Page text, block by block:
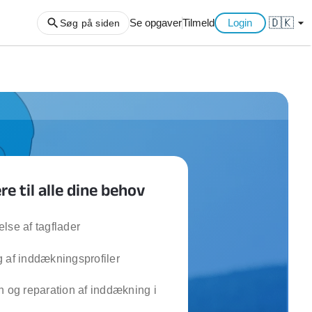
af haveaffald
af storskrald
hvidevarer
Søg på siden Se opgaverTilmeld Login 🇩🇰 arrow_drop_down
til alle dine behov
af tagflader
af inddækningsprofiler
og reparation af inddækning i